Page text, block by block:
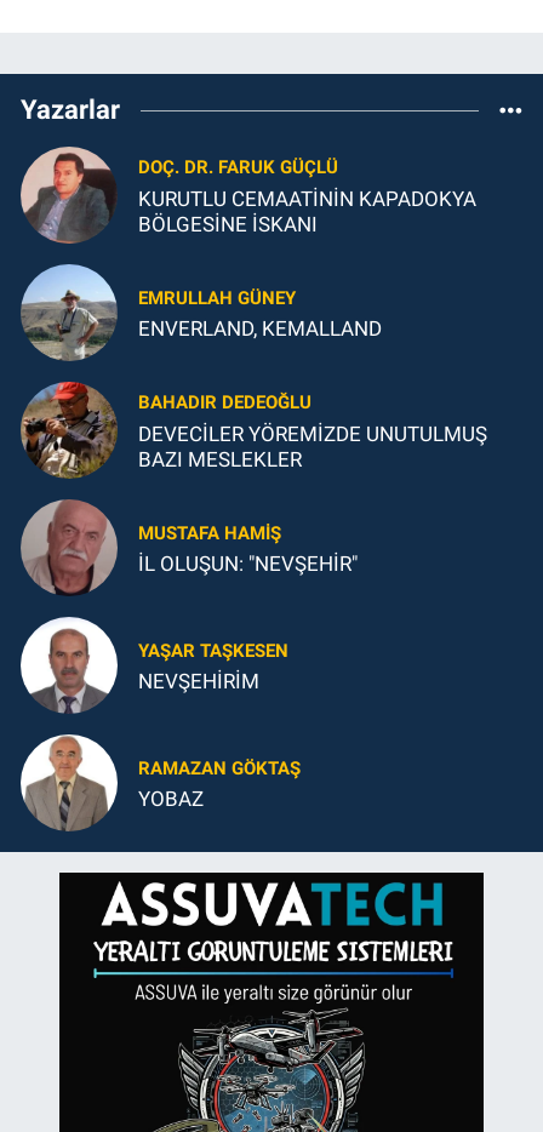
Yazarlar
DOÇ. DR. FARUK GÜÇLÜ
KURUTLU CEMAATİNİN KAPADOKYA
BÖLGESİNE İSKANI
EMRULLAH GÜNEY
ENVERLAND, KEMALLAND
BAHADIR DEDEOĞLU
DEVECİLER YÖREMİZDE UNUTULMUŞ
BAZI MESLEKLER
MUSTAFA HAMIŞ
İL OLUŞUN: "NEVŞEHİR"
YAŞAR TAŞKESEN
NEVŞEHİRİM
RAMAZAN GÖKTAŞ
YOBAZ